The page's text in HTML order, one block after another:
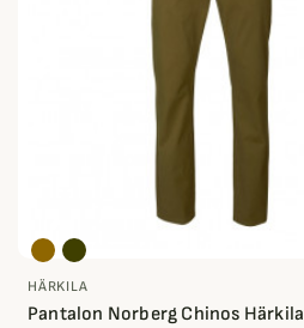
HÄRKILA
Pantalon Norberg Chinos Härkila